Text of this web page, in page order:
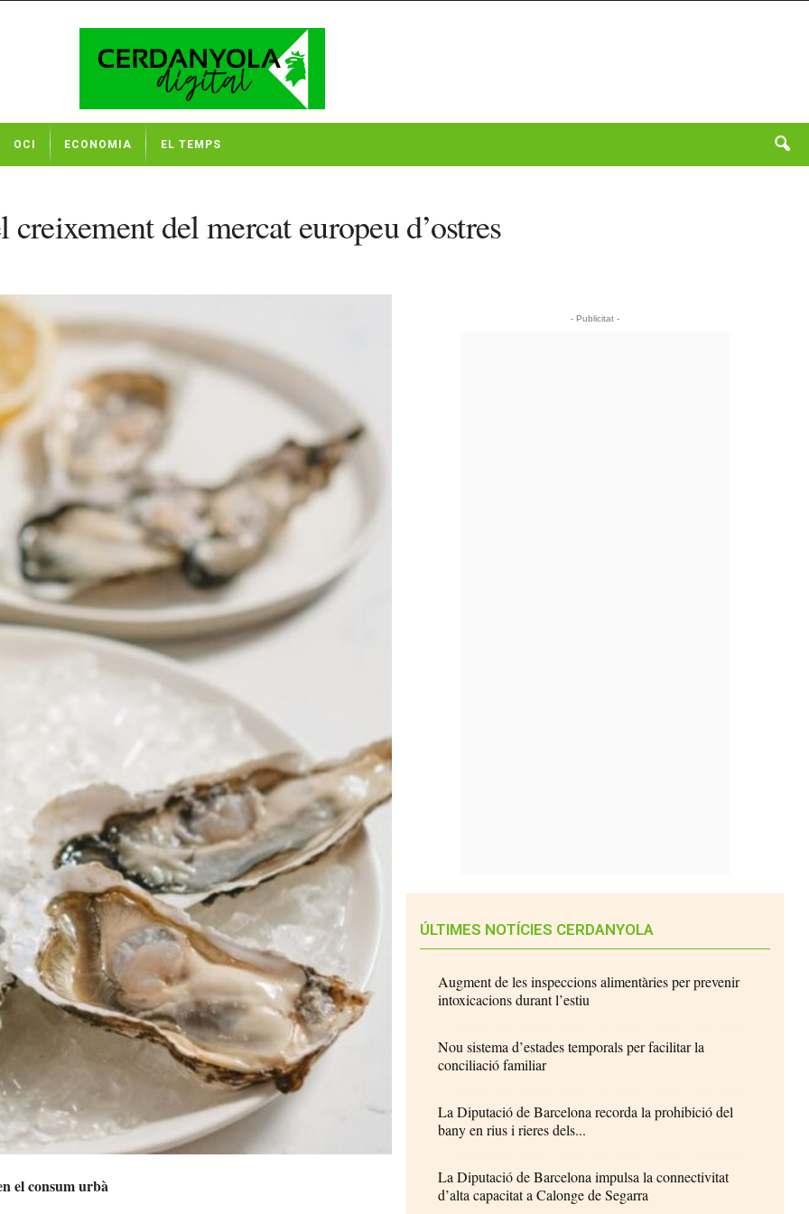
OCI ECONOMIA EL TEMPS
del mercat europeu d’ostres
el consum urbà
- Publicitat -
ÚLTIMES NOTÍCIES CERDANYOLA
Augment de les inspeccions alimentàries per prevenir
intoxicacions durant l’estiu
Nou sistema d’estades temporals per facilitar la
conciliació familiar
La Diputació de Barcelona recorda la prohibició del
bany en rius i rieres dels...
La Diputació de Barcelona impulsa la connectivitat
d’alta capacitat a Calonge de Segarra